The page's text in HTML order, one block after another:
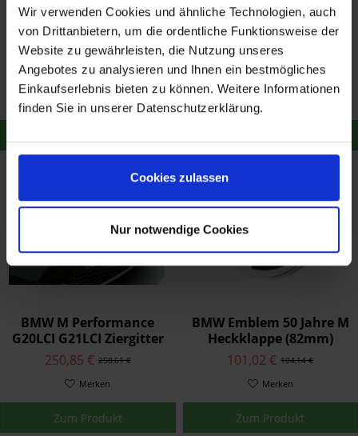
Wir verwenden Cookies und ähnliche Technologien, auch
von Drittanbietern, um die ordentliche Funktionsweise der
Website zu gewährleisten, die Nutzung unseres
Angebotes zu analysieren und Ihnen ein bestmögliches
Einkaufserlebnis bieten zu können. Weitere Informationen
finden Sie in unserer Datenschutzerklärung.
Cookies zulassen
Nur notwendige Cookies
BMW Emblem 50 Jahre M
Frontklappe
Motorhaube (82mm)
104,14 €
101,02 €
Merken
BMW Lenkrad 1er 3er X1
735,00 €
712,95 €
BMW M Performance
G20LCI G21LCI Ziergitter
schwarz Mesh-Design
258,61 €
250,85 €
Merken
Zum Produkt
BMW Emblem 50 Jahre M
Heckklappe (82mm)
104,14 €
101,02 €
Merken
Zum Produkt